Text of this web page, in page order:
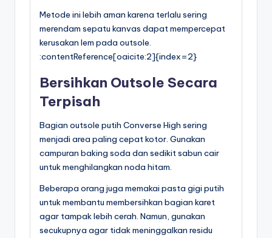
Metode ini lebih aman karena terlalu sering
merendam sepatu kanvas dapat mempercepat
kerusakan lem pada outsole.
:contentReference[oaicite:2]{index=2}
Bersihkan Outsole Secara
Terpisah
Bagian outsole putih Converse High sering
menjadi area paling cepat kotor. Gunakan
campuran baking soda dan sedikit sabun cair
untuk menghilangkan noda hitam.
Beberapa orang juga memakai pasta gigi putih
untuk membantu membersihkan bagian karet
agar tampak lebih cerah. Namun, gunakan
secukupnya agar tidak meninggalkan residu